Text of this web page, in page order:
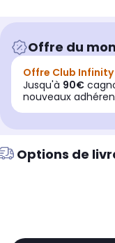
Offre du
Offre Club Infinity
Jusqu'à 90€
nouveaux
Options de